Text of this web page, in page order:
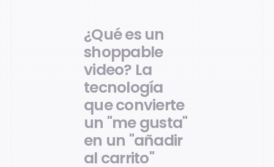
¿Qué es un
shoppable
video? La
tecnología
que convierte
un "me gusta"
en un "añadir
al carrito"